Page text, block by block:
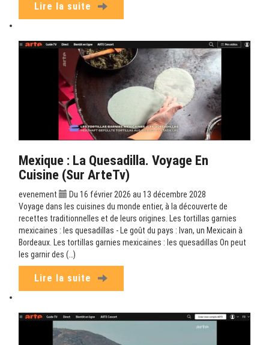
Lire la suite
Mexique : La Quesadilla. Voyage En
Cuisine (sur ArteTv)
evenement
Du 16 février 2026 au 13 décembre 2028
Voyage dans les cuisines du monde entier, à la découverte de
recettes traditionnelles et de leurs origines. Les tortillas garnies
mexicaines : les quesadillas - Le goût du pays : Ivan, un Mexicain à
Bordeaux. Les tortillas garnies mexicaines : les quesadillas On peut
les garnir des (…)
Lire la suite